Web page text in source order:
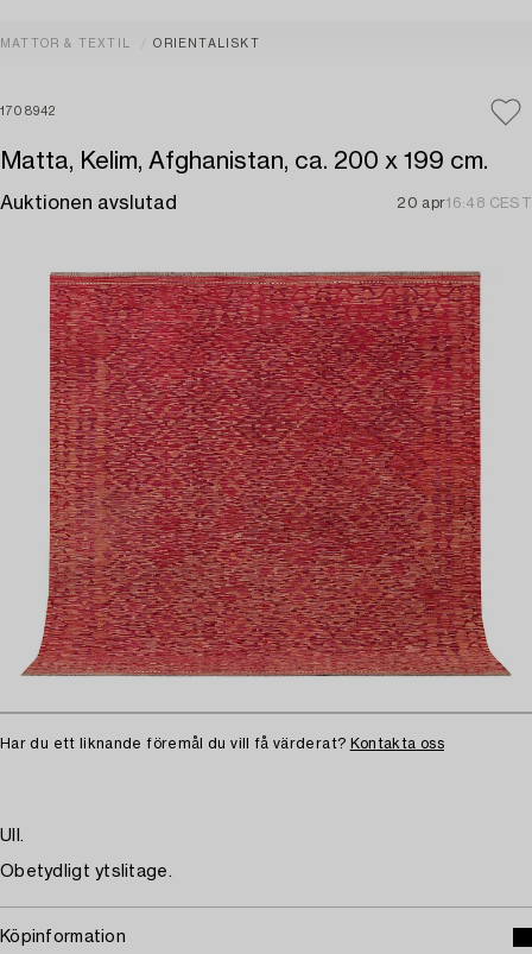
MATTOR & TEXTIL ORIENTALISKT
1708942
Matta, Kelim, Afghanistan, ca. 200 x 199 cm.
Auktionen avslutad 20 apr16:48 CEST
Har du ett liknande föremål du vill få värderat? Kontakta oss
Ull.
Obetydligt ytslitage.
Köpinformation